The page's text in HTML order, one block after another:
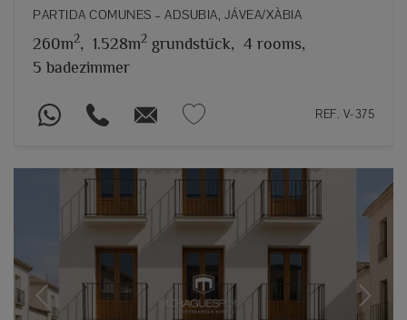
PARTIDA COMUNES – ADSUBIA, JÁVEA/XÀBIA
260m2, 1.528m2 grundstück, 4 rooms,
5 badezimmer
REF. V-375
Previous Next